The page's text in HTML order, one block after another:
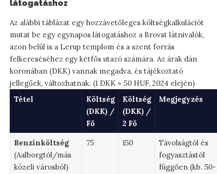
látogatáshoz
Az alábbi táblázat egy hozzávetőleges költségkalkulációt
mutat be egy egynapos látogatáshoz a Brovst látnivalók,
azon belül is a Lerup templom és a szent forrás
felkereséséhez egy kétfős utazó számára. Az árak dán
koronában (DKK) vannak megadva, és tájékoztató
jellegűek, változhatnak. (1 DKK ≈ 50 HUF, 2024 elején)
Tétel
Költség
(DKK) /
Fő
Költség
(DKK) /
2 Fő
Megjegyzés
Benzinköltség
(Aalborgtól/más
közeli városból)
75 150
Távolságtól és
fogyasztástól
függően (kb. 50-